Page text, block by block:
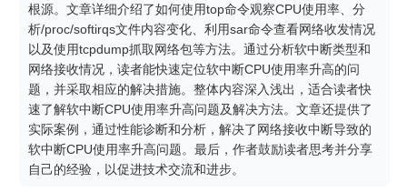
根源。文章详细介绍了如何使用top命令观察CPU使用率、分
析/proc/softirqs文件内容变化、利用sar命令查看网络收发情况
以及使用tcpdump抓取网络包等方法。通过分析软中断类型和
网络接收情况，读者能快速定位软中断CPU使用率升高的问
题，并采取相应的解决措施。整体内容深入浅出，适合读者快
速了解软中断CPU使用率升高问题及解决方法。文章还提供了
实际案例，通过性能诊断和分析，解决了网络接收中断导致的
软中断CPU使用率升高问题。最后，作者鼓励读者思考并分享
自己的经验，以促进技术交流和进步。